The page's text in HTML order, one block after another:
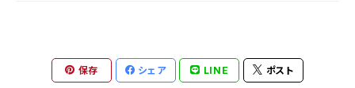
保存 シェア LINE ポスト